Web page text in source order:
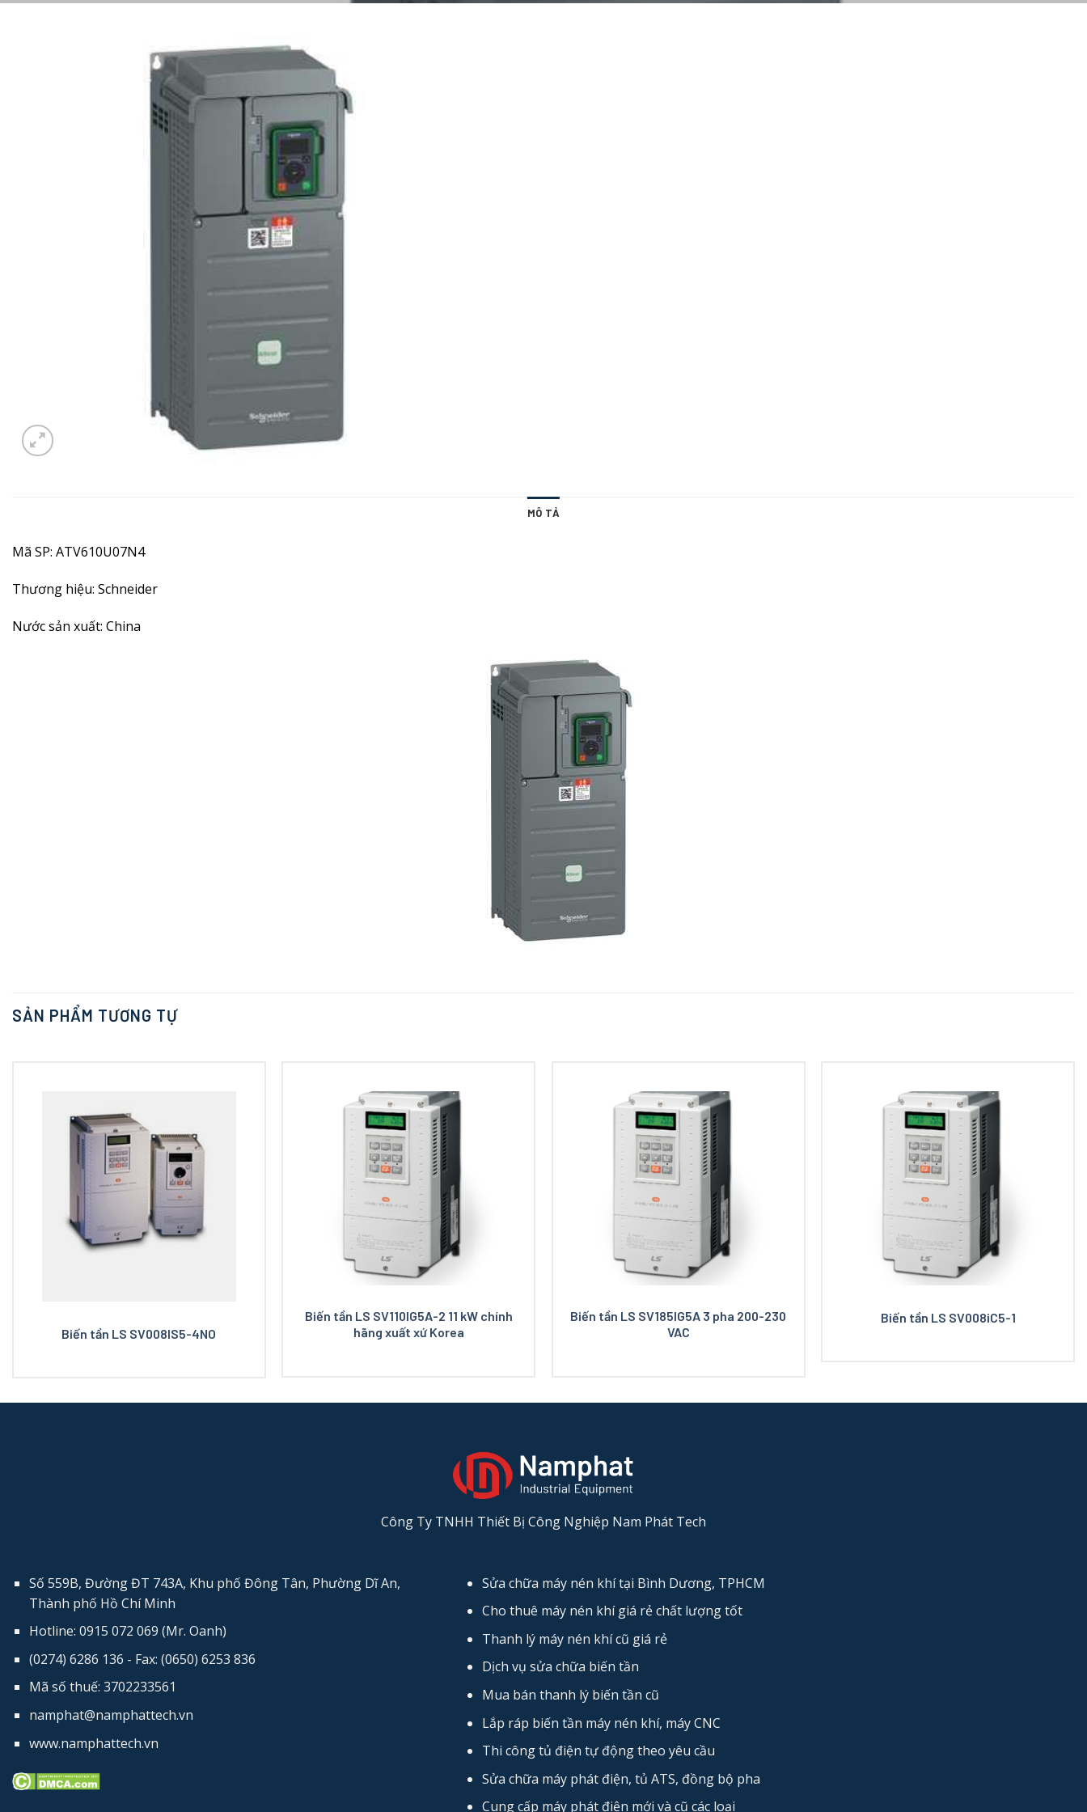
MÔ TẢ
Mã SP: ATV610U07N4
Thương hiệu: Schneider
Nước sản xuất: China
SẢN PHẨM TƯƠNG TỰ
Biến tần LS SV008IS5-4NO
Biến tần LS SV110IG5A-2 11 kW chính
hãng xuất xứ Korea
Biến tần LS SV185IG5A 3 pha 200-230
VAC
Biến tần LS SV008iC5-1
Công Ty TNHH Thiết Bị Công Nghiệp Nam Phát Tech
Số 559B, Đường ĐT 743A, Khu phố Đông Tân, Phường Dĩ An,
Thành phố Hồ Chí Minh
Hotline: 0915 072 069 (Mr. Oanh)
(0274) 6286 136 - Fax: (0650) 6253​ 836
Mã số thuế: 3702233561
namphat@namphattech.vn
www.namphattech.vn
Sửa chữa máy nén khí tại Bình Dương, TPHCM
Cho thuê máy nén khí giá rẻ chất lượng tốt
Thanh lý máy nén khí cũ giá rẻ
Dịch vụ sửa chữa biến tần
Mua bán thanh lý biến tần cũ
Lắp ráp biến tần máy nén khí, máy CNC
Thi công tủ điện tự động theo yêu cầu
Sửa chữa máy phát điện, tủ ATS, đồng bộ pha
Cung cấp máy phát điện mới và cũ các loại